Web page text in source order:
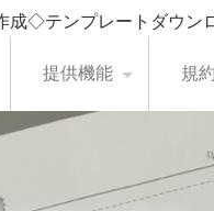
成◇テンプレートダウ
提供機能 規